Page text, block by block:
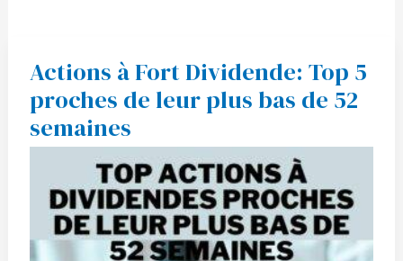
Actions à Fort Dividende: Top 5
proches de leur plus bas de 52
semaines
Actions
à
Fort
Dividende:
Top
5
proches
plus
bas
de
52
semaines